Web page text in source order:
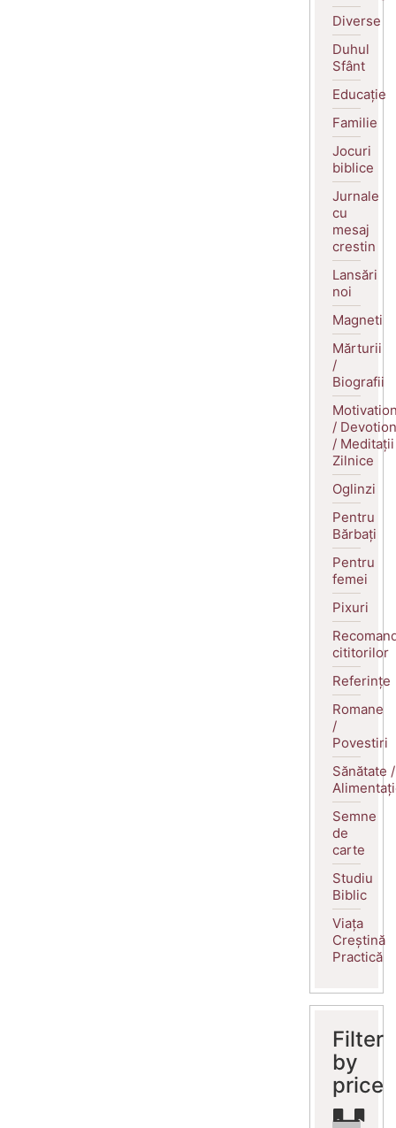
Diverse
Duhul
Sfânt
Educație
Familie
Jocuri
biblice
Jurnale
cu
mesaj
crestin
Lansări
noi
Magneti
Mărturii
/
Biografii
/
/ Meditații
Zilnice
Oglinzi
Pentru
Bărbați
Pentru
femei
Pixuri
cititorilor
Referințe
Romane
/
Povestiri
Sănătate /
Semne
de
carte
Studiu
Biblic
Viața
Creștină
Practică
Filter
by
price